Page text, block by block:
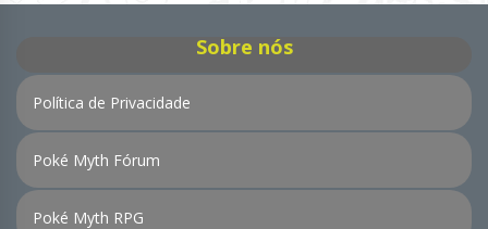
Sobre nós
Política de Privacidade
Poké Myth Fórum
Poké Myth RPG